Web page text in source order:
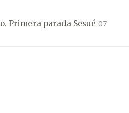
Primera parada Sesué 07